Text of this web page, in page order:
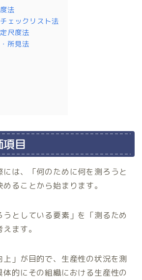
法
ェックリスト法
尺度法
所見法
目
は、「何のために何を測ろうと
ることから始まります。
としている要素」を「測るため
ます。
」が目的で、生産性の状況を測
体的にその組織における生産性の